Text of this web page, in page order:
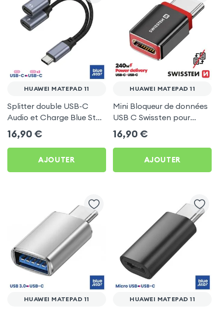
HUAWEI MATEPAD 11
Splitter double USB-C
Audio et Charge Blue Star
Noir pour Huawei
MatePad 11
16,90 €
AJOUTER
HUAWEI MATEPAD 11
Mini Bloqueur de données
USB C Swissten pour
Huawei MatePad 11
16,90 €
AJOUTER
HUAWEI MATEPAD 11 HUAWEI MATEPAD 11